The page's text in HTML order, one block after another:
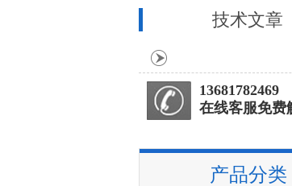
技术文章
13681782469
在线客服免费
产品分类